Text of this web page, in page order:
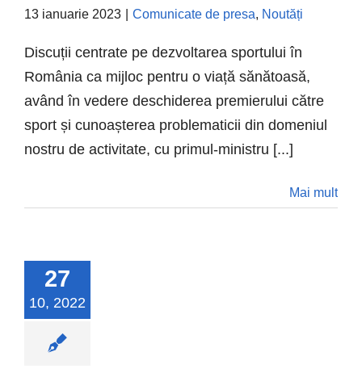
13 ianuarie 2023 Comunicate de presa, Noutăți
Discuții centrate pe dezvoltarea sportului în
România ca mijloc pentru o viață sănătoasă,
având în vedere deschiderea premierului către
sport și cunoașterea problematicii din domeniul
nostru de activitate, cu primul-ministru [...]
Mai mult
27
10, 2022